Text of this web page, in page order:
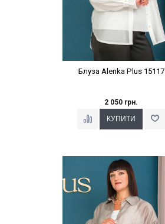
Блуза Alenka Plus 15117
2 050 грн.
Наклейки Варіант з %